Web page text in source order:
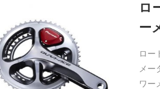
ロ
ー
ロー
メー
ワー